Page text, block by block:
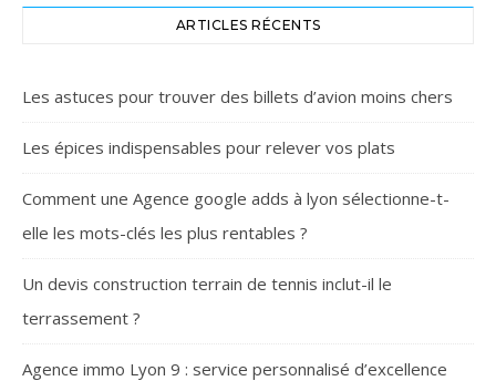
ARTICLES RÉCENTS
Les astuces pour trouver des billets d’avion moins chers
Les épices indispensables pour relever vos plats
Comment une Agence google adds à lyon sélectionne-t-
elle les mots-clés les plus rentables ?
Un devis construction terrain de tennis inclut-il le
terrassement ?
Agence immo Lyon 9 : service personnalisé d’excellence